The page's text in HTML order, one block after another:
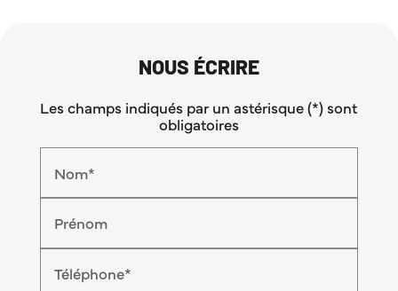
NOUS ÉCRIRE
Les champs indiqués par un astérisque (*) sont
obligatoires
Nom*
Prénom
Téléphone*